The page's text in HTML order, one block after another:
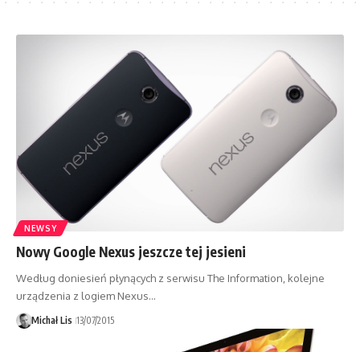
NEWSY
Nowy Google Nexus jeszcze tej jesieni
Według doniesień płynących z serwisu The Information, kolejne
urządzenia z logiem Nexus…
Michał Lis 13/07/2015